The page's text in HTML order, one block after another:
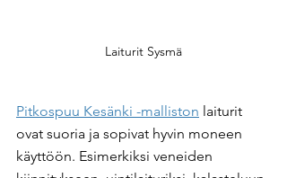
Laiturit Sysmä
Pitkospuu Kesänki -malliston laiturit
ovat suoria ja sopivat hyvin moneen
käyttöön. Esimerkiksi veneiden